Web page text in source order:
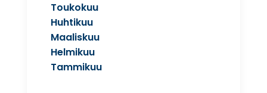
Toukokuu
Huhtikuu
Maaliskuu
Helmikuu
Tammikuu